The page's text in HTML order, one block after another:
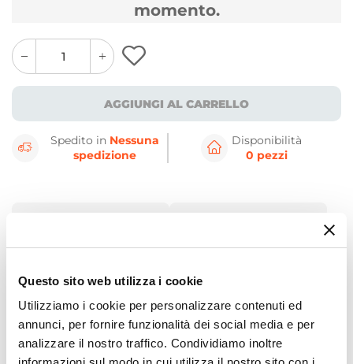
Questo sito web utilizza i cookie
Utilizziamo i cookie per personalizzare contenuti ed
annunci, per fornire funzionalità dei social media e per
analizzare il nostro traffico. Condividiamo inoltre
momento.
quantity
button
quantity
minus
button
AGGIUNGI AL CARRELLO
Spedito in Nessuna
spedizione
Disponibilità
0 pezzi
Questo è un dato di fatto: toni neutri e forme
essenziali donano armonia, anche negli spazi
lavanderia.